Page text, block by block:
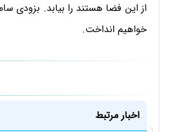
از این فضا هستند را بیابد. بزودی
خواهیم انداخت.
اخبار مرتبط